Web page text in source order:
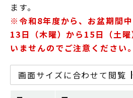
ます。
※令和8年度から、お盆期間
13日（木曜）から15日（土
いませんのでご注意ください。
画面サイズに合わせて閲覧